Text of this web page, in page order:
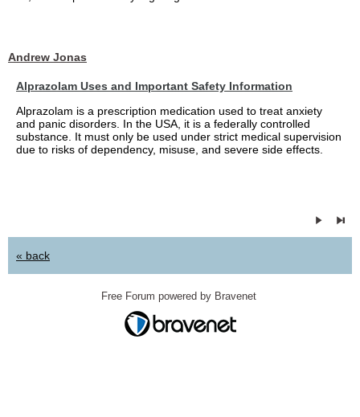
Andrew Jonas
Alprazolam Uses and Important Safety Information
Alprazolam is a prescription medication used to treat anxiety
and panic disorders. In the USA, it is a federally controlled
substance. It must only be used under strict medical supervision
due to risks of dependency, misuse, and severe side effects.
« back
Free Forum powered by Bravenet